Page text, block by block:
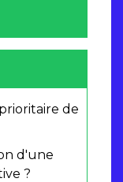
de
d'une
?